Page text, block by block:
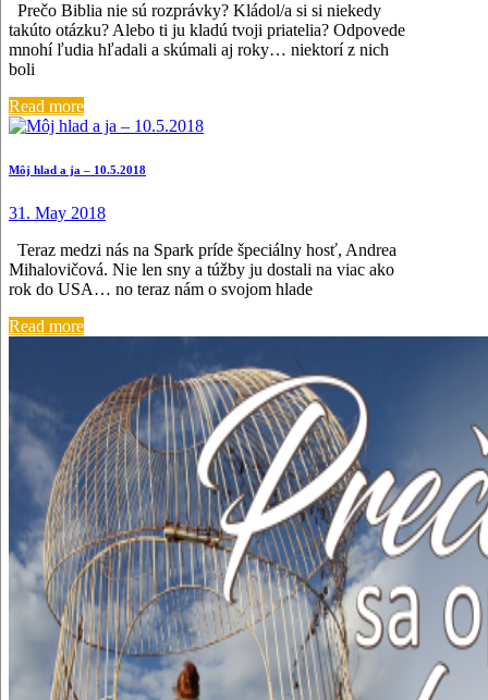
Prečo Biblia nie sú rozprávky? Kládol/a si si niekedy
takúto otázku? Alebo ti ju kladú tvoji priatelia? Odpovede
mnohí ľudia hľadali a skúmali aj roky… niektorí z nich
boli
Read more
Môj hlad a ja – 10.5.2018
31. May 2018
Teraz medzi nás na Spark príde špeciálny hosť, Andrea
Mihalovičová. Nie len sny a túžby ju dostali na viac ako
rok do USA… no teraz nám o svojom hlade
Read more